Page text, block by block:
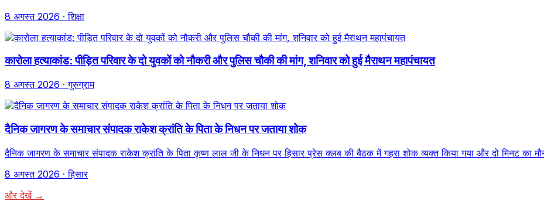
8 अगस्त 2026 · शिक्षा
कारोला हत्याकांड: पीड़ित परिवार के दो युवकों को नौकरी और पुलिस चौकी की मांग, शनिवार को हुई मैराथन महापंचायत
8 अगस्त 2026 · गुरुग्राम
दैनिक जागरण के समाचार संपादक राकेश क्रांति के पिता के निधन पर जताया शोक
दैनिक जागरण के समाचार संपादक राकेश क्रांति के पिता कृष्ण लाल जी के निधन पर हिसार प्रेस क्लब की बैठक में गहरा शोक व्यक्त किया गया और दो मिनट का
8 अगस्त 2026 · हिसार
और देखें →